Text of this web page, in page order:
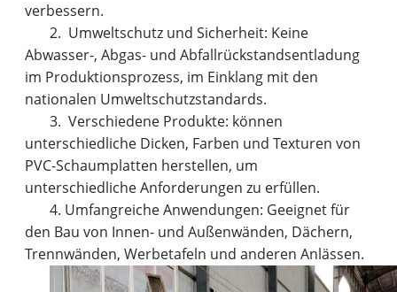
verbessern.
2. Umweltschutz und Sicherheit: Keine
Abwasser-, Abgas- und Abfallrückstandsentladung
im Produktionsprozess, im Einklang mit den
nationalen Umweltschutzstandards.
3. Verschiedene Produkte: können
unterschiedliche Dicken, Farben und Texturen von
PVC-Schaumplatten herstellen, um
unterschiedliche Anforderungen zu erfüllen.
4. Umfangreiche Anwendungen: Geeignet für
den Bau von Innen- und Außenwänden, Dächern,
Trennwänden, Werbetafeln und anderen Anlässen.